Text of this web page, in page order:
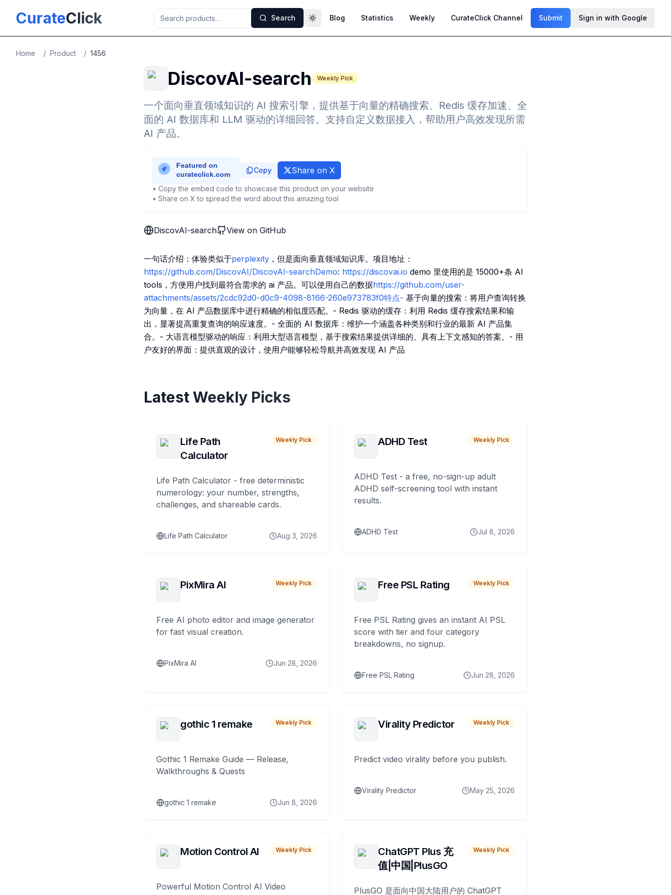
CurateClick Search Toggle theme
Blog Statistics Weekly CurateClick Channel Submit Sign in with Google
Home / Product / 1456
DiscovAI-search Weekly Pick
一个面向垂直领域知识的 AI 搜索引擎，提供基于向量的精确搜索、Redis 缓存加速、全
面的 AI 数据库和 LLM 驱动的详细回答。支持自定义数据接入，帮助用户高效发现所需
AI 产品。
Copy Share on X
• Copy the embed code to showcase this product on your website
• Share on X to spread the word about this amazing tool
DiscovAI-search View on GitHub
一句话介绍：体验类似于perplexity ，但是面向垂直领域知识库。项目地址：
https://github.com/DiscovAI/DiscovAI-searchDemo: https://discovai.io demo 里使用的是 15000+条 AI
tools，方便用户找到最符合需求的 ai 产品。可以使用自己的数据https://github.com/user-
attachments/assets/2cdc92d0-d0c9-4098-8166-260e973783f0特点- 基于向量的搜索：将用户查询转换
为向量，在 AI 产品数据库中进行精确的相似度匹配。- Redis 驱动的缓存：利用 Redis 缓存搜索结果和输
出，显著提高重复查询的响应速度。- 全面的 AI 数据库：维护一个涵盖各种类别和行业的最新 AI 产品集
合。- 大语言模型驱动的响应：利用大型语言模型，基于搜索结果提供详细的、具有上下文感知的答案。- 用
户友好的界面：提供直观的设计，使用户能够轻松导航并高效发现 AI 产品
Latest Weekly Picks
Life Path
Calculator
Weekly Pick
Life Path Calculator - free deterministic
numerology: your number, strengths,
challenges, and shareable cards.
Life Path Calculator Aug 3, 2026
ADHD Test Weekly Pick
ADHD Test - a free, no-sign-up adult
ADHD self-screening tool with instant
results.
ADHD Test Jul 8, 2026
PixMira AI Weekly Pick
Free AI photo editor and image generator
for fast visual creation.
PixMira AI Jun 28, 2026
Free PSL Rating Weekly Pick
Free PSL Rating gives an instant AI PSL
score with tier and four category
breakdowns, no signup.
Free PSL Rating Jun 28, 2026
gothic 1 remake Weekly Pick
Gothic 1 Remake Guide — Release,
Walkthroughs & Quests
gothic 1 remake Jun 8, 2026
Virality Predictor Weekly Pick
Predict video virality before you publish.
Virality Predictor May 25, 2026
Motion Control AI Weekly Pick
Powerful Motion Control AI Video
ChatGPT Plus 充
值|中国|PlusGO
Weekly Pick
PlusGO 是面向中国大陆用户的 ChatGPT